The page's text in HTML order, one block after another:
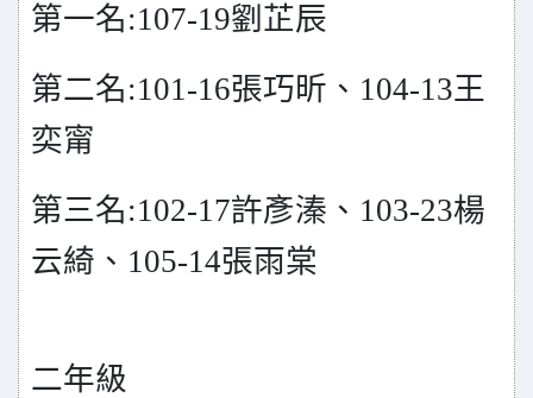
第一名:107-19劉芷辰
第二名:101-16張巧昕、104-13王
奕甯
第三名:102-17許彥溱、103-23楊
云綺、105-14張雨棠
二年級